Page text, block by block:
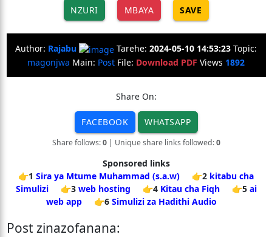
NZURI MBAYA SAVE
Author: Rajabu Tarehe: 2024-05-10 14:53:23 Topic:
magonjwa Main: Post File: Download PDF Views 1892
Share On:
FACEBOOK WHATSAPP
Share follows:0| Unique share links followed:0
Sponsored links
👉1 Sira ya Mtume Muhammad (s.a.w) 👉2 kitabu cha
Simulizi
👉3 web hosting 👉4 Kitau cha Fiqh 👉5 ai
web app
👉6 Simulizi za Hadithi Audio
Post zinazofanana: